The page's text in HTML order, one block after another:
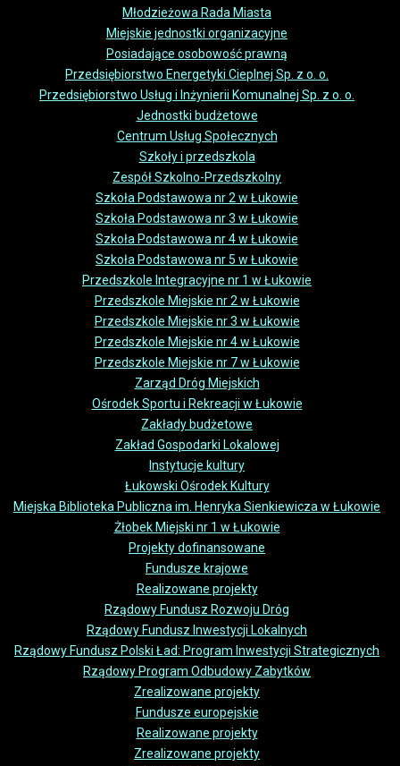
Młodzieżowa Rada Miasta
Miejskie jednostki organizacyjne
Posiadające osobowość prawną
Przedsiębiorstwo Energetyki Cieplnej Sp. z o. o.
Przedsiębiorstwo Usług i Inżynierii Komunalnej Sp. z o. o.
Jednostki budżetowe
Centrum Usług Społecznych
Szkoły i przedszkola
Zespół Szkolno-Przedszkolny
Szkoła Podstawowa nr 2 w Łukowie
Szkoła Podstawowa nr 3 w Łukowie
Szkoła Podstawowa nr 4 w Łukowie
Szkoła Podstawowa nr 5 w Łukowie
Przedszkole Integracyjne nr 1 w Łukowie
Przedszkole Miejskie nr 2 w Łukowie
Przedszkole Miejskie nr 3 w Łukowie
Przedszkole Miejskie nr 4 w Łukowie
Przedszkole Miejskie nr 7 w Łukowie
Zarząd Dróg Miejskich
Ośrodek Sportu i Rekreacji w Łukowie
Zakłady budżetowe
Zakład Gospodarki Lokalowej
Instytucje kultury
Łukowski Ośrodek Kultury
Miejska Biblioteka Publiczna im. Henryka Sienkiewicza w Łukowie
Żłobek Miejski nr 1 w Łukowie
Projekty dofinansowane
Fundusze krajowe
Realizowane projekty
Rządowy Fundusz Rozwoju Dróg
Rządowy Fundusz Inwestycji Lokalnych
Rządowy Fundusz Polski Ład: Program Inwestycji Strategicznych
Rządowy Program Odbudowy Zabytków
Zrealizowane projekty
Fundusze europejskie
Realizowane projekty
Zrealizowane projekty